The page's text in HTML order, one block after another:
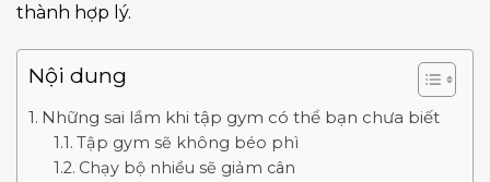
thành hợp lý.
Nội dung
Những sai lầm khi tập gym có thể bạn chưa biết
Tập gym sẽ không béo phì
Chạy bộ nhiều sẽ giảm cân